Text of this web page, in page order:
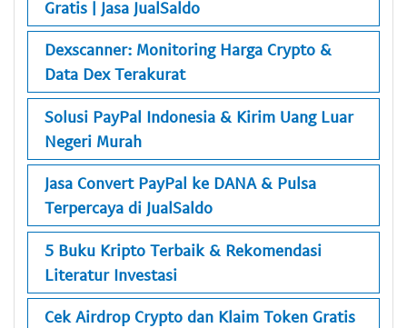
Gratis | Jasa JualSaldo
Dexscanner: Monitoring Harga Crypto &
Data Dex Terakurat
Solusi PayPal Indonesia & Kirim Uang Luar
Negeri Murah
Jasa Convert PayPal ke DANA & Pulsa
Terpercaya di JualSaldo
5 Buku Kripto Terbaik & Rekomendasi
Literatur Investasi
Cek Airdrop Crypto dan Klaim Token Gratis